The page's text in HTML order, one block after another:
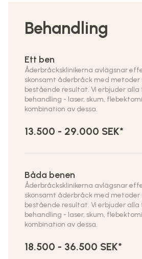
Behandling
Ett ben
Åderbråcksklinikerna avlägsnar
skonsamt åderbråck med metoder
bestående resultat. Vi erbjuder
behandling - laser, skum,
kombination av dessa.
13.500 - 29.000 SEK*
Båda benen
Åderbråcksklinikerna avlägsnar
skonsamt åderbråck med metoder
bestående resultat. Vi erbjuder
behandling - laser, skum,
kombination av dessa.
18.500 - 36.500 SEK*